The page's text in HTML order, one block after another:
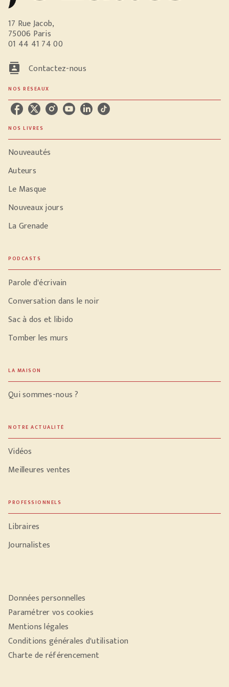
17 Rue Jacob,
75006 Paris
01 44 41 74 00
contacts Contactez-nous
NOS RÉSEAUX
NOS LIVRES
Nouveautés
Auteurs
Le Masque
Nouveaux jours
La Grenade
PODCASTS
Parole d'écrivain
Conversation dans le noir
Sac à dos et libido
Tomber les murs
LA MAISON
Qui sommes-nous ?
NOTRE ACTUALITÉ
Vidéos
Meilleures ventes
PROFESSIONNELS
Libraires
Journalistes
Données personnelles
Paramétrer vos cookies
Mentions légales
Conditions générales d'utilisation
Charte de référencement